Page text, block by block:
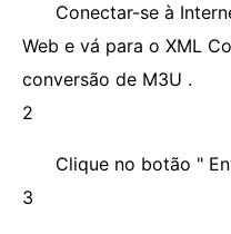
Conectar-se à
Web e vá para o XML
conversão de M3U .
2
Clique no botão "
3